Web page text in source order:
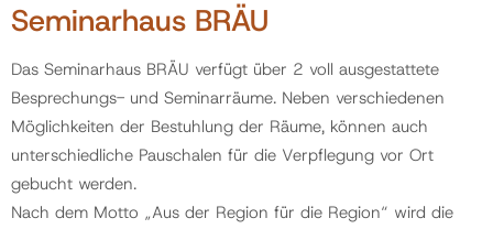
Veranstaltungen
Jobs
Politik
Seminarhaus BRÄU
Das Seminarhaus BRÄU verfügt über 2 voll ausgestattete
Besprechungs- und Seminarräume. Neben verschiedenen
Möglichkeiten der Bestuhlung der Räume, können auch
unterschiedliche Pauschalen für die Verpflegung vor Ort
gebucht werden.
Nach dem Motto „Aus der Region für die Region“ wird die